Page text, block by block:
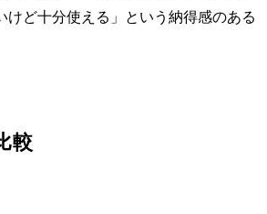
けど十分使える」という納得感のある
較